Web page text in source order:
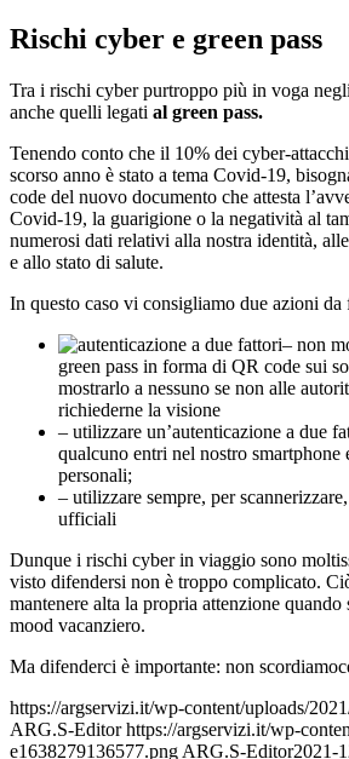
Rischi cyber e green pass
Tra i rischi cyber purtroppo più in voga
anche quelli legati al green pass.
Tenendo conto che il 10% dei cyber-
scorso anno è stato a tema Covid-19,
code del nuovo documento che attesta
Covid-19, la guarigione o la negatività al
numerosi dati relativi alla nostra identità,
e allo stato di salute.
In questo caso vi consigliamo due azioni da
– non
green pass in forma di QR code sui
mostrarlo a nessuno se non alle
richiederne la visione
– utilizzare un’autenticazione a due
qualcuno entri nel nostro smartphone
personali;
– utilizzare sempre, per
ufficiali
Dunque i rischi cyber in viaggio sono
visto difendersi non è troppo complicato.
mantenere alta la propria attenzione
mood vacanziero.
Ma difenderci è importante: non
https://argservizi.it/wp-content/uploads/
ARG.S-Editor https://argservizi.it/wp-
e1638279136577.png ARG.S-Editor2021-